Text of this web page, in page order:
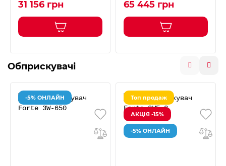
31 156 грн 65 445 грн
Обприскувачі
-5% ОНЛАЙН Топ продаж
АКЦІЯ -15%
-5% ОНЛАЙН